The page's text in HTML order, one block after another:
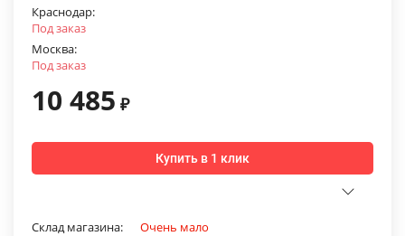
Краснодар:
Под заказ
Москва:
Под заказ
10 485 ₽
Купить в 1 клик
Склад магазина: Очень мало